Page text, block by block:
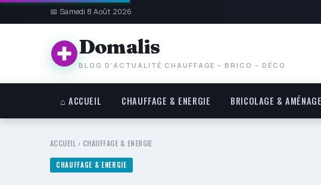
📅 Samedi 8 Août 2026
Domalis
BLOG D'ACTUALITÉ CHAUFFAGE – BRICO – DÉCO
⌂ ACCUEIL CHAUFFAGE & ENERGIE BRICOLAGE &
ACCUEIL › CHAUFFAGE & ENERGIE
CHAUFFAGE & ENERGIE